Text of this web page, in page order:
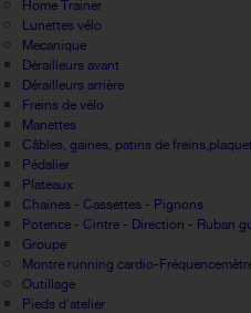
Home Trainer
Lunettes vélo
Mecanique
Dérailleurs avant
Dérailleurs arrière
Freins de vélo
Manettes
Câbles, gaines, patins de
Pédalier
Plateaux
Chaines - Cassettes - Pignons
Potence - Cintre - Direction - Ruban
Groupe
Montre running cardio-
Outillage
Pieds d'atelier